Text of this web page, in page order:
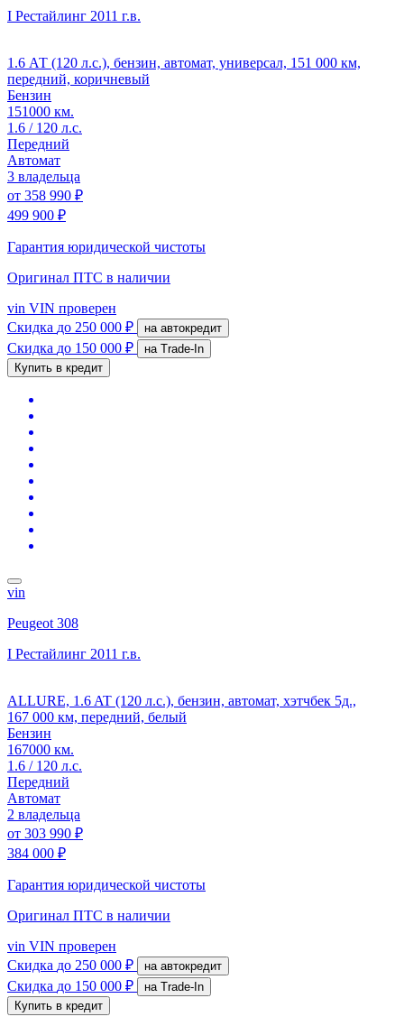
I Рестайлинг 2011 г.в.
1.6 АТ (120 л.с.), бензин, автомат, универсал, 151 000 км,
передний, коричневый
Бензин
151000 км.
1.6 / 120 л.с.
Передний
Автомат
3 владельца
от 358 990 ₽
499 900 ₽
Гарантия юридической чистоты
Оригинал ПТС в наличии
vin VIN проверен
Скидка до 250 000 ₽ на автокредит
Скидка до 150 000 ₽
на Trade-In
Купить в кредит
vin
Peugeot 308
I Рестайлинг 2011 г.в.
ALLURE, 1.6 AT (120 л.с.), бензин, автомат, хэтчбек 5д.,
167 000 км, передний, белый
Бензин
167000 км.
1.6 / 120 л.с.
Передний
Автомат
2 владельца
от 303 990 ₽
384 000 ₽
Гарантия юридической чистоты
Оригинал ПТС в наличии
vin VIN проверен
Скидка до 250 000 ₽ на автокредит
Скидка до 150 000 ₽
на Trade-In
Купить в кредит